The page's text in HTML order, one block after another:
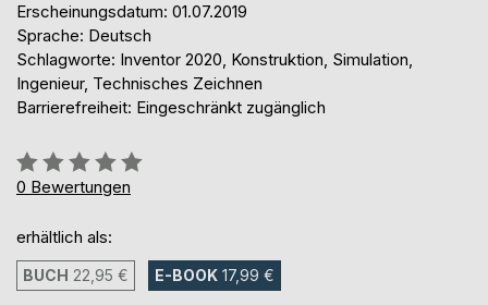
Erscheinungsdatum: 01.07.2019
Sprache: Deutsch
Schlagworte: Inventor 2020, Konstruktion, Simulation,
Ingenieur, Technisches Zeichnen
Barrierefreiheit: Eingeschränkt zugänglich
Bewertung::
0%
0 Bewertungen
erhältlich als:
BUCH 22,95 € E-BOOK 17,99 €